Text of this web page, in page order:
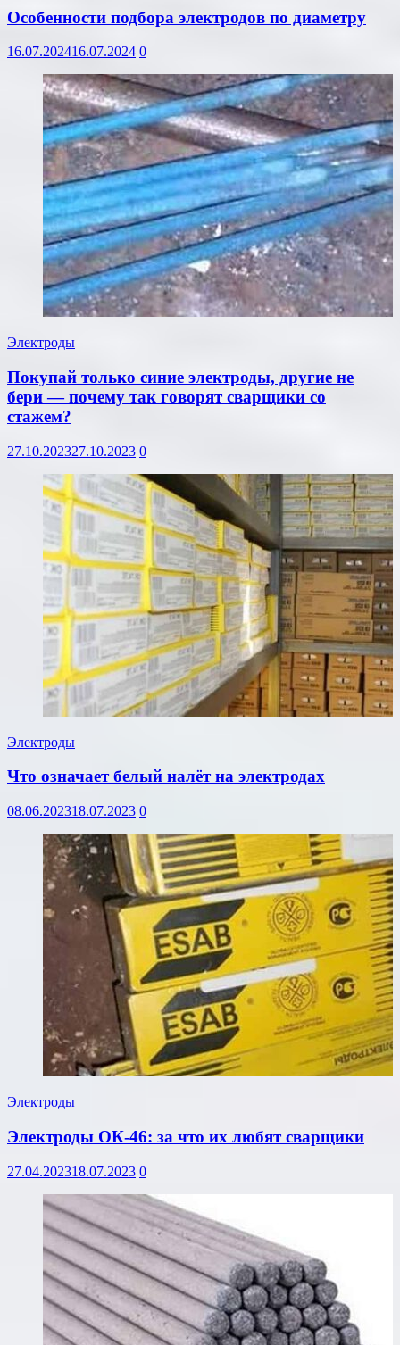
Особенности подбора электродов по диаметру
16.07.202416.07.2024 0
Электроды
Покупай только синие электроды, другие не
бери — почему так говорят сварщики со
стажем?
27.10.202327.10.2023 0
Электроды
Что означает белый налёт на электродах
08.06.202318.07.2023 0
Электроды
Электроды ОК-46: за что их любят сварщики
27.04.202318.07.2023 0